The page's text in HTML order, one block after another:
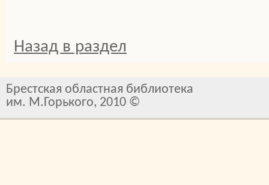
Назад в раздел
Брестская областная библиотека
им. М.Горького, 2010 ©